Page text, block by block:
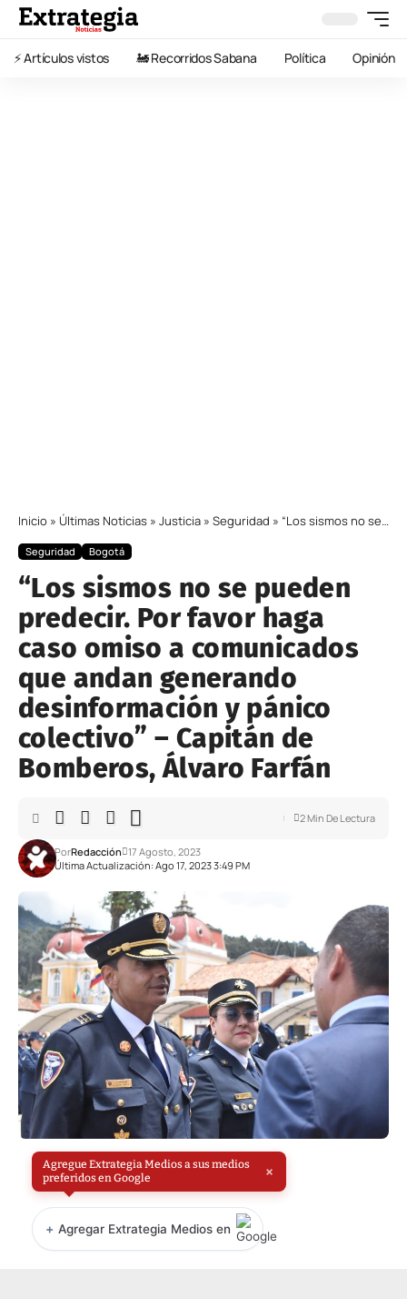
⚡️ Artículos vistos 🚂 Recorridos Sabana Política Opinión
Inicio » Últimas Noticias » Justicia » Seguridad » “Los sismos no se pueden predecir. Por favor haga caso omiso a comunicados que andan generando desinformación y pánico colectivo” – Capitán de Bomberos, Álvaro Farfán
Seguridad Bogotá
“Los sismos no se pueden
predecir. Por favor haga
caso omiso a comunicados
que andan generando
desinformación y pánico
colectivo” – Capitán de
Bomberos, Álvaro Farfán
Última Actualización: Ago 17, 2023 3:49 PM
PorRedacción 17 Agosto, 2023
2 Min De Lectura
Agregue Extrategia Medios a sus medios
preferidos en Google
×
+ Agregar Extrategia Medios en